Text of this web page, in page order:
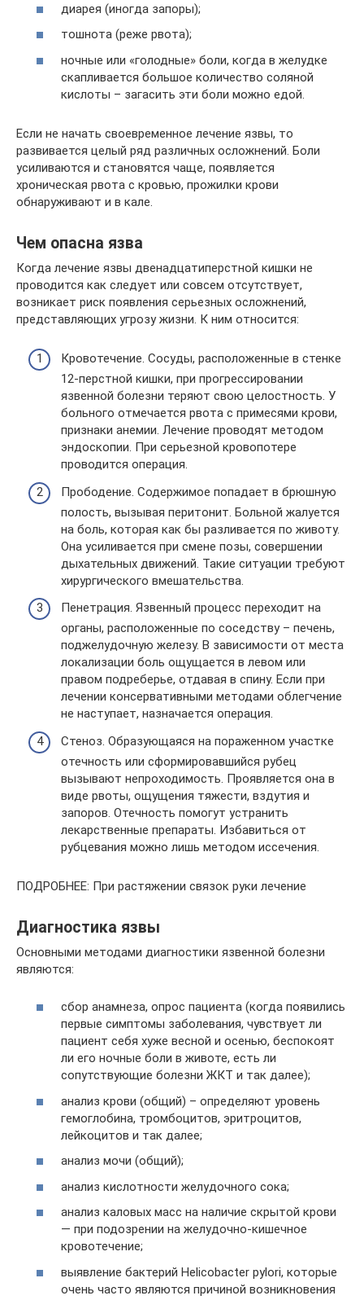
диарея (иногда запоры);
тошнота (реже рвота);
ночные или «голодные» боли, когда в желудке
скапливается большое количество соляной
кислоты – загасить эти боли можно едой.
Если не начать своевременное лечение язвы, то
развивается целый ряд различных осложнений. Боли
усиливаются и становятся чаще, появляется
хроническая рвота с кровью, прожилки крови
обнаруживают и в кале.
Чем опасна язва
Когда лечение язвы двенадцатиперстной кишки не
проводится как следует или совсем отсутствует,
возникает риск появления серьезных осложнений,
представляющих угрозу жизни. К ним относится:
Кровотечение. Сосуды, расположенные в стенке
12-перстной кишки, при прогрессировании
язвенной болезни теряют свою целостность. У
больного отмечается рвота с примесями крови,
признаки анемии. Лечение проводят методом
эндоскопии. При серьезной кровопотере
проводится операция.
Прободение. Содержимое попадает в брюшную
полость, вызывая перитонит. Больной жалуется
на боль, которая как бы разливается по животу.
Она усиливается при смене позы, совершении
дыхательных движений. Такие ситуации требуют
хирургического вмешательства.
Пенетрация. Язвенный процесс переходит на
органы, расположенные по соседству – печень,
поджелудочную железу. В зависимости от места
локализации боль ощущается в левом или
правом подреберье, отдавая в спину. Если при
лечении консервативными методами облегчение
не наступает, назначается операция.
Стеноз. Образующаяся на пораженном участке
отечность или сформировавшийся рубец
вызывают непроходимость. Проявляется она в
виде рвоты, ощущения тяжести, вздутия и
запоров. Отечность помогут устранить
лекарственные препараты. Избавиться от
рубцевания можно лишь методом иссечения.
ПОДРОБНЕЕ: При растяжении связок руки лечение
Диагностика язвы
Основными методами диагностики язвенной болезни
являются:
сбор анамнеза, опрос пациента (когда появились
первые симптомы заболевания, чувствует ли
пациент себя хуже весной и осенью, беспокоят
ли его ночные боли в животе, есть ли
сопутствующие болезни ЖКТ и так далее);
анализ крови (общий) – определяют уровень
гемоглобина, тромбоцитов, эритроцитов,
лейкоцитов и так далее;
анализ мочи (общий);
анализ кислотности желудочного сока;
анализ каловых масс на наличие скрытой крови
— при подозрении на желудочно-кишечное
кровотечение;
выявление бактерий Helicobacter pylori, которые
очень часто являются причиной возникновения